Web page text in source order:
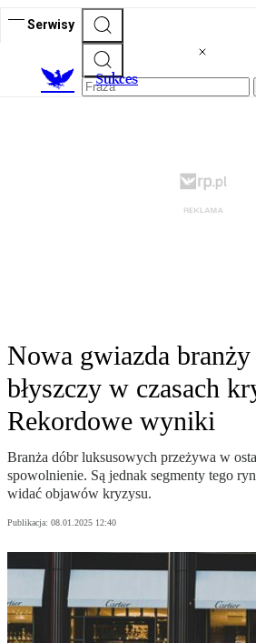
Serwisy
Sukces
Nowa gwiazda
błyszczy w czasach
Rekordowe wyniki
Branża dóbr luksusowych przeżywa w
spowolnienie. Są jednak segmenty tego
widać objawów kryzysu.
Publikacja: 08.01.2025 12:40